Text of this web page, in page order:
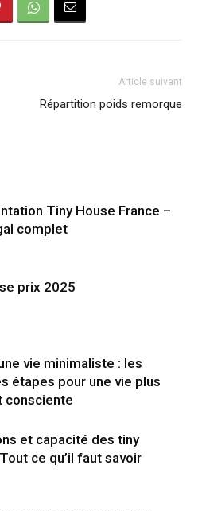
Article suivant
Répartition poids remorque
Tiny House France –
complet
prix 2025
vie minimaliste : les
étapes pour une vie plus
consciente
et capacité des tiny
ce qu’il faut savoir